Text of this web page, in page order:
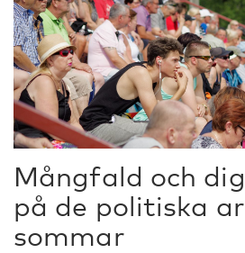
Mångfald och
på de politiska
sommar